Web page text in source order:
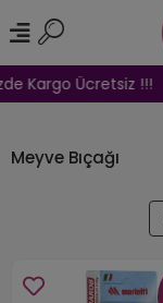
Kargo Ücretsiz !!!
Meyve Bıçağı